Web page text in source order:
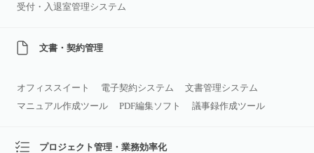
受付・入退室管理システム
文書・契約管理
オフィススイート 電子契約システム
文書管理システム
マニュアル作成ツール
PDF編集ソフト 議事録作成ツール
プロジェクト管理・業務効率化